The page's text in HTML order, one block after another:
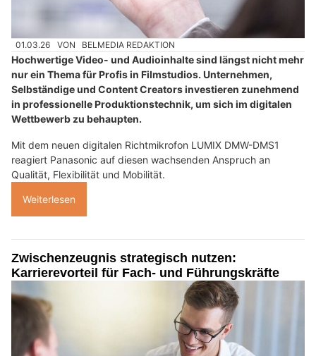
01.03.26 VON BELMEDIA REDAKTION
Hochwertige Video- und Audioinhalte sind längst nicht mehr
nur ein Thema für Profis in Filmstudios. Unternehmen,
Selbständige und Content Creators investieren zunehmend
in professionelle Produktionstechnik, um sich im digitalen
Wettbewerb zu behaupten.
Mit dem neuen digitalen Richtmikrofon LUMIX DMW-DMS1
reagiert Panasonic auf diesen wachsenden Anspruch an
Qualität, Flexibilität und Mobilität.
Weiterlesen
Zwischenzeugnis strategisch nutzen:
Karrierevorteil für Fach- und Führungskräfte